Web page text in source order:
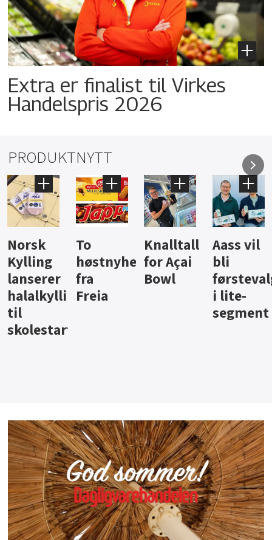
Extra er finalist til Virkes
Handelspris 2026
PRODUKTNYTT
Knalltall
for Açai
Bowl
Aass vil
bli
førstevalg
i lite-
Brus og
jus fra
Berentsen
Hard
iste fra
Hansa